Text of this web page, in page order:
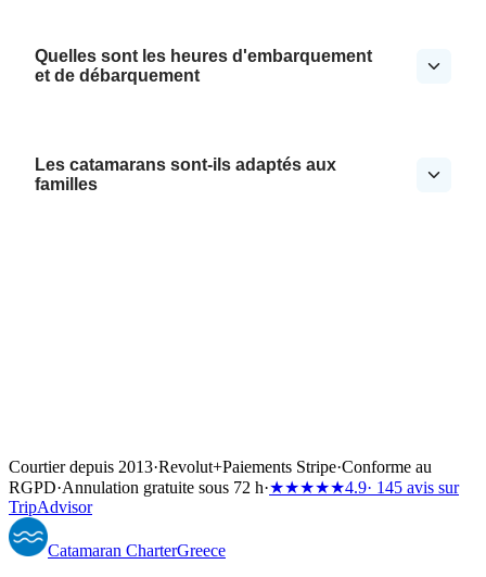
Quelles sont les heures d'embarquement
et de débarquement
Les catamarans sont-ils adaptés aux
familles
Courtier depuis 2013·Revolut+Paiements Stripe·Conforme au
RGPD·Annulation gratuite sous 72 h·★★★★★4.9· 145 avis sur
TripAdvisor
Catamaran CharterGreece